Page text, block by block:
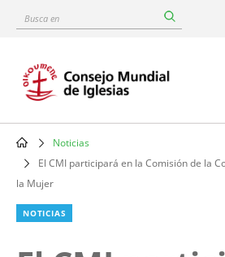
content
Busca
Main
navigation
Breadcrumb
Noticias
El CMI participará en la Comisión de la
la Mujer
NOTICIAS